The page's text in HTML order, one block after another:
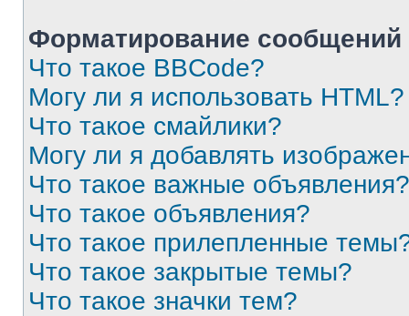
Форматирование
Что такое BBCode?
Могу ли я использовать HTML?
Что такое смайлики?
Могу ли я добавлять
Что такое важные объявления?
Что такое объявления?
Что такое прилепленные
Что такое закрытые темы?
Что такое значки тем?